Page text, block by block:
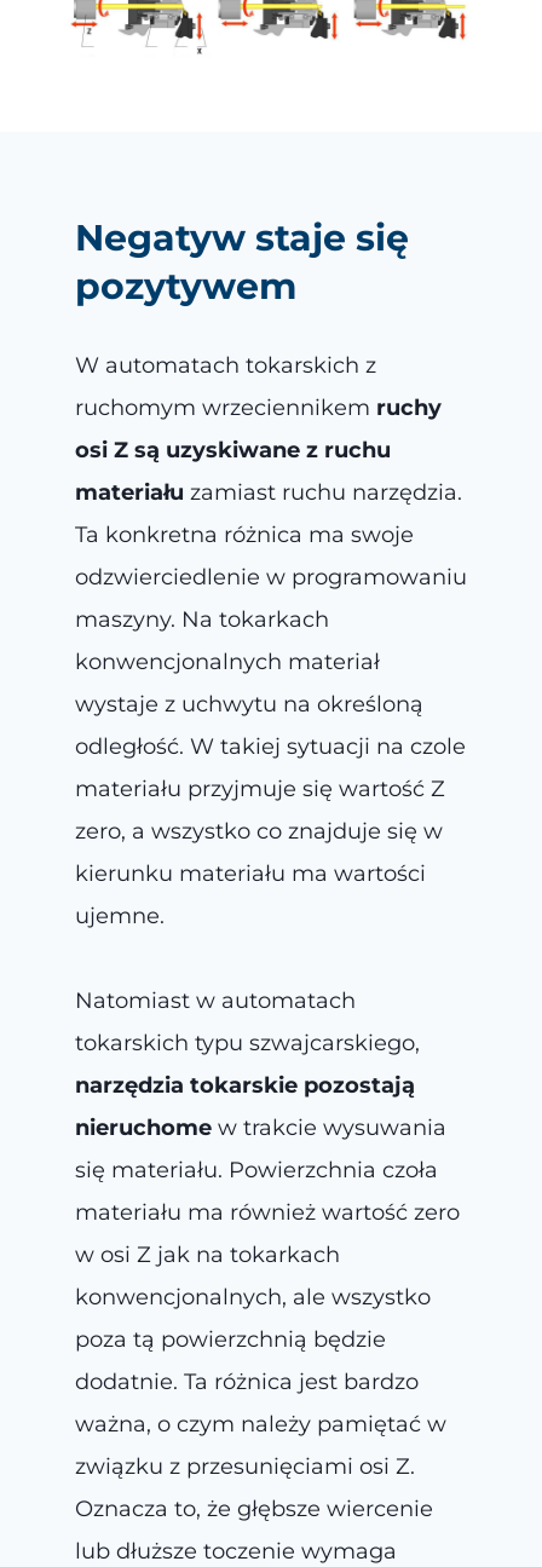
Negatyw staje się
pozytywem
W automatach tokarskich z
ruchomym wrzeciennikem ruchy
osi Z są uzyskiwane z ruchu
materiału zamiast ruchu narzędzia.
Ta konkretna różnica ma swoje
odzwierciedlenie w programowaniu
maszyny. Na tokarkach
konwencjonalnych materiał
wystaje z uchwytu na określoną
odległość. W takiej sytuacji na czole
materiału przyjmuje się wartość Z
zero, a wszystko co znajduje się w
kierunku materiału ma wartości
ujemne.
Natomiast w automatach
tokarskich typu szwajcarskiego,
narzędzia tokarskie pozostają
nieruchomew trakcie wysuwania
się materiału. Powierzchnia czoła
materiału ma również wartość zero
w osi Z jak na tokarkach
konwencjonalnych, ale wszystko
poza tą powierzchnią będzie
dodatnie. Ta różnica jest bardzo
ważna, o czym należy pamiętać w
związku z przesunięciami osi Z.
Oznacza to, że głębsze wiercenie
lub dłuższe toczenie wymaga